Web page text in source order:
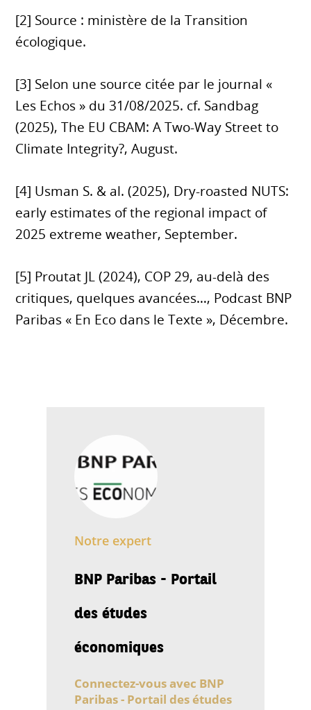
[2] Source : ministère de la Transition
écologique.
[3] Selon une source citée par le journal «
Les Echos » du 31/08/2025. cf. Sandbag
(2025), The EU CBAM: A Two-Way Street to
Climate Integrity?, August.
[4] Usman S. & al. (2025), Dry-roasted NUTS:
early estimates of the regional impact of
2025 extreme weather, September.
[5] Proutat JL (2024), COP 29, au-delà des
critiques, quelques avancées…, Podcast BNP
Paribas « En Eco dans le Texte », Décembre.
Notre expert
BNP Paribas - Portail
des études
économiques
Connectez-vous avec BNP
Paribas - Portail des études